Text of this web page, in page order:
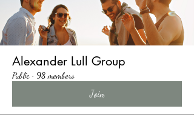
Alexander Lull Group
Public · 98 members
Join